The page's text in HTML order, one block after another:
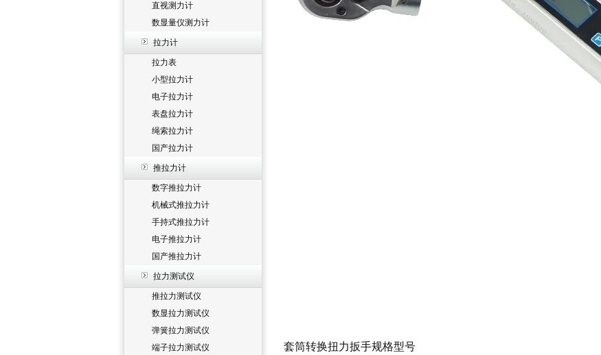
直视测力计
数显量仪测力计
拉力计
拉力表
小型拉力计
电子拉力计
表盘拉力计
绳索拉力计
国产拉力计
推拉力计
数字推拉力计
机械式推拉力计
手持式推拉力计
电子推拉力计
国产推拉力计
拉力测试仪
推拉力测试仪
数显拉力测试仪
弹簧拉力测试仪
端子拉力测试仪
套筒转换扭力扳手规格型号